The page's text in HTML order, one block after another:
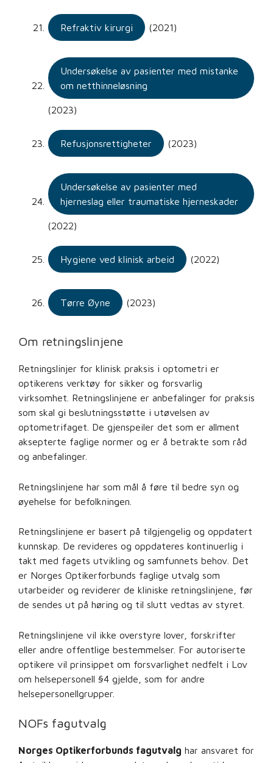
Refraktiv kirurgi (2021)
Undersøkelse av pasienter med mistanke
om netthinneløsning
(2023)
Refusjonsrettigheter (2023)
Undersøkelse av pasienter med
hjerneslag eller traumatiske hjerneskader
(2022)
Hygiene ved klinisk arbeid (2022)
Tørre Øyne (2023)
Om retningslinjene
Retningslinjer for klinisk praksis i optometri er
optikerens verktøy for sikker og forsvarlig
virksomhet. Retningslinjene er anbefalinger for praksis
som skal gi beslutningsstøtte i utøvelsen av
optometrifaget. De gjenspeiler det som er allment
aksepterte faglige normer og er å betrakte som råd
og anbefalinger.
Retningslinjene har som mål å føre til bedre syn og
øyehelse for befolkningen.
Retningslinjene er basert på tilgjengelig og oppdatert
kunnskap. De revideres og oppdateres kontinuerlig i
takt med fagets utvikling og samfunnets behov. Det
er Norges Optikerforbunds faglige utvalg som
utarbeider og reviderer de kliniske retningslinjene, før
de sendes ut på høring og til slutt vedtas av styret.
Retningslinjene vil ikke overstyre lover, forskrifter
eller andre offentlige bestemmelser. For autoriserte
optikere vil prinsippet om forsvarlighet nedfelt i Lov
om helsepersonell §4 gjelde, som for andre
helsepersonellgrupper.
NOFs fagutvalg
Norges Optikerforbunds fagutvalg har ansvaret for